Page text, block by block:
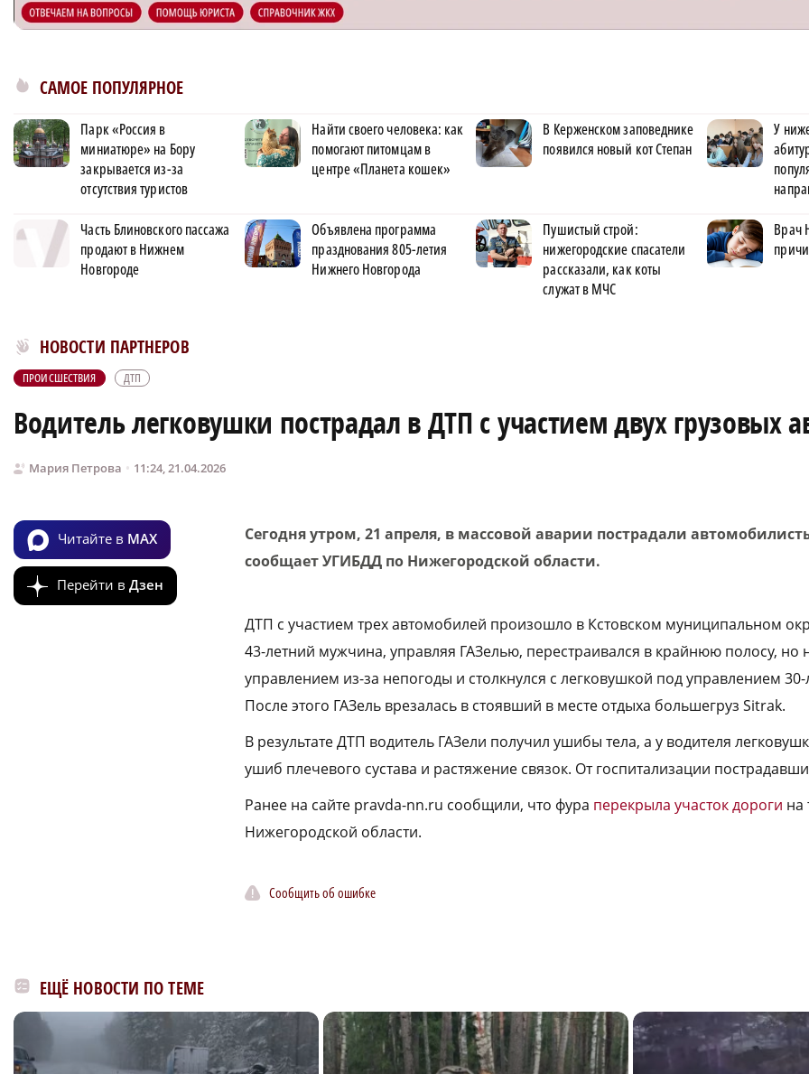
САМОЕ ПОПУЛЯРНОЕ
Парк «Россия в
миниатюре» на Бору
закрывается из-за
отсутствия туристов
Найти своего человека: как
помогают питомцам в
центре «Планета кошек»
В Керженском заповеднике
появился новый кот Степан
У
Часть Блиновского пассажа
продают в Нижнем
Новгороде
Объявлена программа
празднования 805-летия
Нижнего Новгорода
Пушистый строй:
нижегородские спасатели
рассказали, как коты
служат в МЧС
Врач
НОВОСТИ ПАРТНЕРОВ
Новости МирТесен
ПРОИСШЕСТВИЯ ДТП
Водитель легковушки пострадал в ДТП с участием двух грузовых
Мария Петрова 11:24, 21.04.2026
Читайте в MAX
Перейти в Дзен
Сегодня утром, 21 апреля, в массовой аварии пострадали
сообщает УГИБДД по Нижегородской области.
ДТП с участием трех автомобилей произошло в Кстовском муниципальном
43-летний мужчина, управляя ГАЗелью, перестраивался в крайнюю полосу, но
управлением из-за непогоды и столкнулся с легковушкой под управлением 30-
После этого ГАЗель врезалась в стоявший в месте отдыха большегруз Sitrak.
В результате ДТП водитель ГАЗели получил ушибы тела, а у водителя
ушиб плечевого сустава и растяжение связок. От госпитализации
Ранее на сайте pravda-nn.ru сообщили, что фура перекрыла участок дороги на
Нижегородской области.
Сообщить об ошибке
ЕЩЁ НОВОСТИ ПО ТЕМЕ